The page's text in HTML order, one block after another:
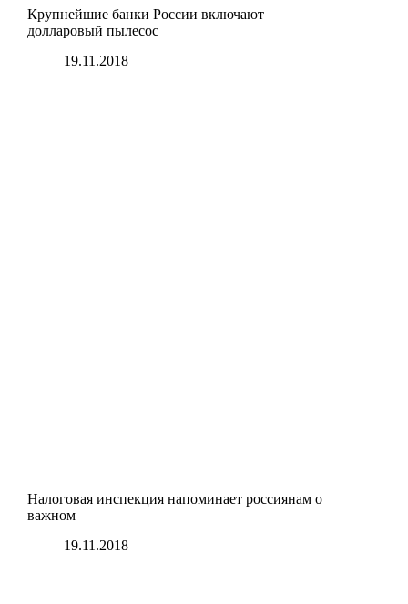
Крупнейшие банки России включают
долларовый пылесос
19.11.2018
Налоговая инспекция напоминает россиянам о
важном
19.11.2018